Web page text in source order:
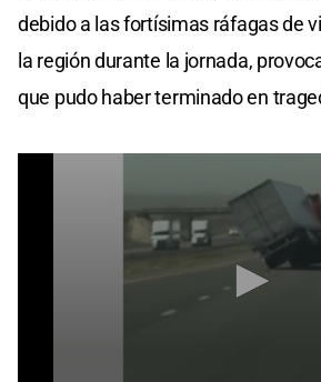
debido a las fortísimas ráfagas de
la región durante la jornada,
que pudo haber terminado en